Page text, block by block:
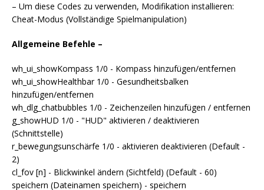
– Um diese Codes zu verwenden, Modifikation installieren:
Cheat-Modus (Vollständige Spielmanipulation)
Allgemeine Befehle –
wh_ui_showKompass 1/0 - Kompass hinzufügen/entfernen
wh_ui_showHealthbar 1/0 - Gesundheitsbalken
hinzufügen/entfernen
wh_dlg_chatbubbles 1/0 - Zeichenzeilen hinzufügen / entfernen
g_showHUD 1/0 - "HUD" aktivieren / deaktivieren
(Schnittstelle)
r_bewegungsunschärfe 1/0 - aktivieren deaktivieren (Default -
2)
cl_fov [n] - Blickwinkel ändern (Sichtfeld) (Default - 60)
speichern (Dateinamen speichern) - speichern